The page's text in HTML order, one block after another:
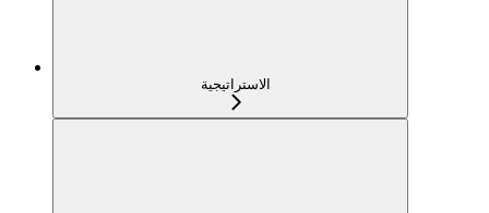
الاستراتيجية